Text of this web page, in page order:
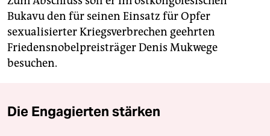
Bukavu den für seinen Einsatz für Opfer
sexualisierter Kriegsverbrechen geehrten
Friedensnobelpreisträger Denis Mukwege
besuchen.
Die Engagierten stärken